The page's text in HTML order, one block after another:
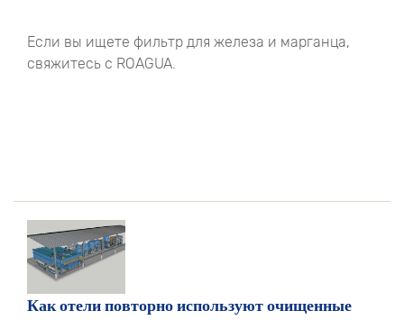
Если вы ищете фильтр для железа и марганца,
свяжитесь с ROAGUA.
Как отели повторно используют очищенные